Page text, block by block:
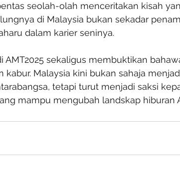
seolah-olah menceritakan kisah
di Malaysia bukan sekadar
dalam karier seninya.
AMT2025 sekaligus membuktikan
kabur. Malaysia kini bukan sahaja
tetapi turut menjadi saksi
mampu mengubah landskap hiburan